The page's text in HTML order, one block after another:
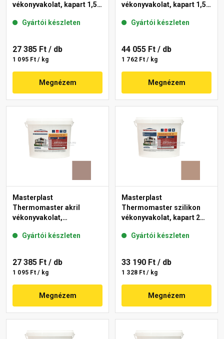
vékonyvakolat, kapart 1,5
Gyártói készleten
27 385 Ft / db
1 095 Ft / kg
Megnézem
vékonyvakolat, kapart 1,5
Gyártói készleten
44 055 Ft / db
1 762 Ft / kg
Megnézem
Masterplast
Thermomaster akril
vékonyvakolat,
14-C 25 kg
Gyártói készleten
27 385 Ft / db
1 095 Ft / kg
Megnézem
Masterplast
Thermomaster szilikon
vékonyvakolat, kapart 2
Gyártói készleten
33 190 Ft / db
1 328 Ft / kg
Megnézem